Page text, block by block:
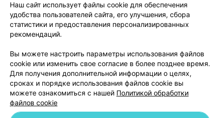
Вакансии
Партнеры
Написать руководителю 103.by
Обработка персональных данных
Наш сайт использует файлы cookie для обеспечения
удобства пользователей сайта, его улучшения, сбора
статистики и предоставления персонализированных
рекомендаций.
Вы можете настроить параметры использования файлов
cookie или изменить свое согласие в более позднее время.
Для получения дополнительной информации о целях,
сроках и порядке использования файлов cookie вы
можете ознакомиться с нашей Политикой обработки
файлов cookie